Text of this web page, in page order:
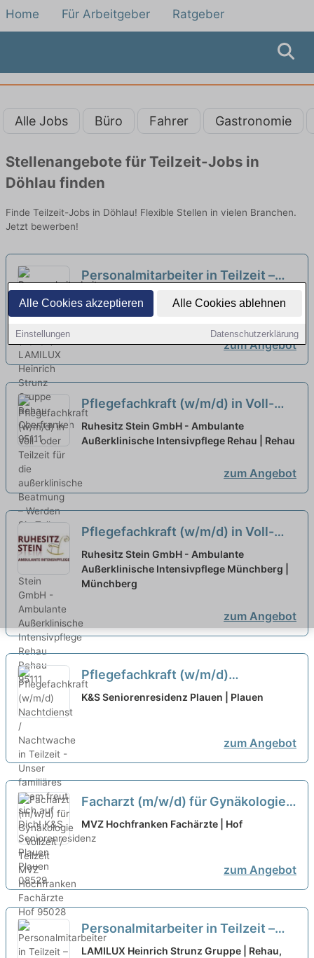
Alle Cookies akzeptieren Alle Cookies ablehnen
Einstellungen Datenschutzerklärung
Home Für Arbeitgeber Ratgeber
Alle Jobs Büro Fahrer Gastronomie
Stellenangebote für Teilzeit-Jobs in
Döhlau finden
Finde Teilzeit-Jobs in Döhlau! Flexible Stellen in vielen Branchen.
Jetzt bewerben!
Personalmitarbeiter in Teilzeit –
Arbeitnehmerüberlassung &
Payroll (m/w/d)
LAMILUX Heinrich Strunz Gruppe | Rehau,
Oberfranken
zum Angebot
Pflegefachkraft (w/m/d) in Voll-
oder Teilzeit für die außerklinische
Beatmung – Werden Sie Teil
Ruhesitz Stein GmbH - Ambulante
Außerklinische Intensivpflege Rehau | Rehau
zum Angebot
Pflegefachkraft (w/m/d) in Voll-
oder Teilzeit (50%) für die
außerklinische Beatmung - Pflege
mit Herz!
Ruhesitz Stein GmbH - Ambulante
Außerklinische Intensivpflege Münchberg |
Münchberg
zum Angebot
Pflegefachkraft (w/m/d)
Nachtdienst / Nachtwache in
K&S Seniorenresidenz Plauen | Plauen
zum Angebot
Facharzt (m/w/d) für Gynäkologie -
Vollzeit / Teilzeit neu
MVZ Hochfranken Fachärzte | Hof
zum Angebot
Personalmitarbeiter in Teilzeit –
Arbeitnehmerüberlassung &
LAMILUX Heinrich Strunz Gruppe | Rehau,